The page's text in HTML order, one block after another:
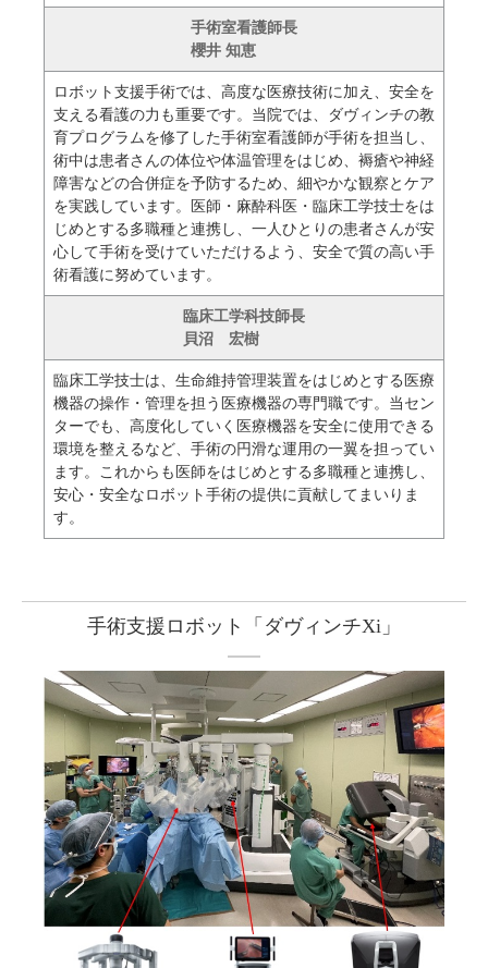
手術室看護師長
櫻井 知恵
ロボット支援手術では、高度な医療技術に加え、安全を
支える看護の力も重要です。当院では、ダヴィンチの教
育プログラムを修了した手術室看護師が手術を担当し、
術中は患者さんの体位や体温管理をはじめ、褥瘡や神経
障害などの合併症を予防するため、細やかな観察とケア
を実践しています。医師・麻酔科医・臨床工学技士をは
じめとする多職種と連携し、一人ひとりの患者さんが安
心して手術を受けていただけるよう、安全で質の高い手
術看護に努めています。
臨床工学科技師長
貝沼 宏樹
臨床工学技士は、生命維持管理装置をはじめとする医療
機器の操作・管理を担う医療機器の専門職です。当セン
ターでも、高度化していく医療機器を安全に使用できる
環境を整えるなど、手術の円滑な運用の一翼を担ってい
ます。これからも医師をはじめとする多職種と連携し、
安心・安全なロボット手術の提供に貢献してまいりま
す。
手術支援ロボット「ダヴィンチXi」